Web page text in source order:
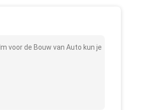
voor de Bouw van Auto kun je